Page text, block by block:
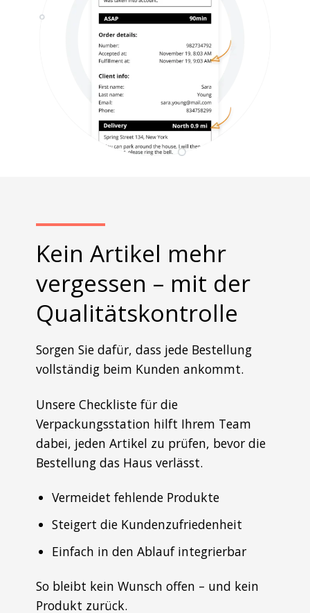
Kein Artikel mehr
vergessen – mit der
Qualitätskontrolle
Sorgen Sie dafür, dass jede Bestellung
vollständig beim Kunden ankommt.
Unsere Checkliste für die
Verpackungsstation hilft Ihrem Team
dabei, jeden Artikel zu prüfen, bevor die
Bestellung das Haus verlässt.
Vermeidet fehlende Produkte
Steigert die Kundenzufriedenheit
Einfach in den Ablauf integrierbar
So bleibt kein Wunsch offen – und kein
Produkt zurück.